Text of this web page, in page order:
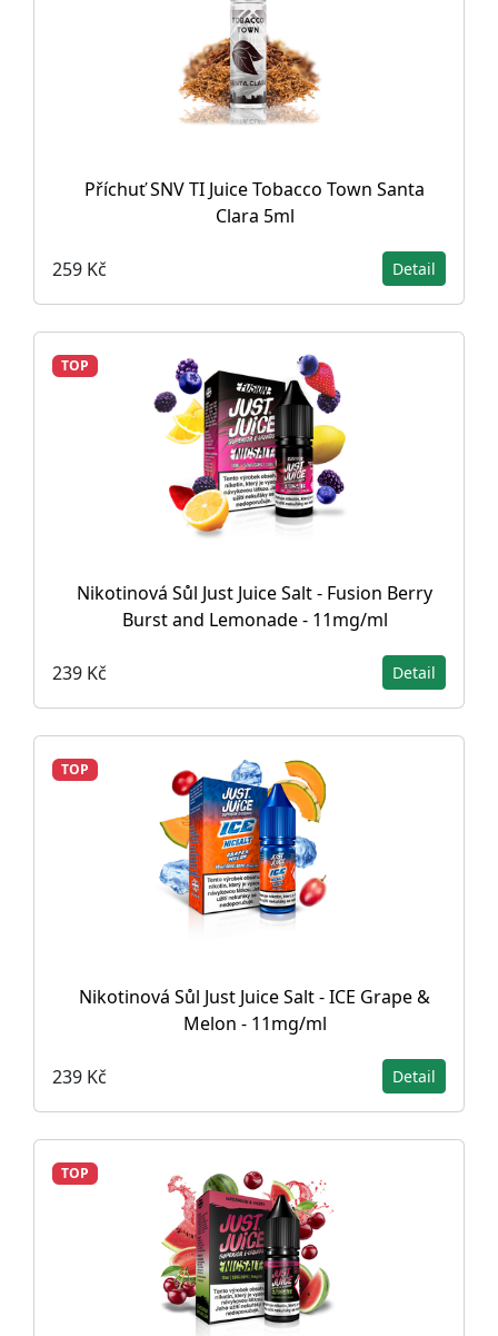
Příchuť SNV TI Juice Tobacco Town Santa
Clara 5ml
259 Kč Detail
TOP
Nikotinová Sůl Just Juice Salt - Fusion Berry
Burst and Lemonade - 11mg/ml
239 Kč Detail
TOP
Nikotinová Sůl Just Juice Salt - ICE Grape &
Melon - 11mg/ml
239 Kč Detail
TOP